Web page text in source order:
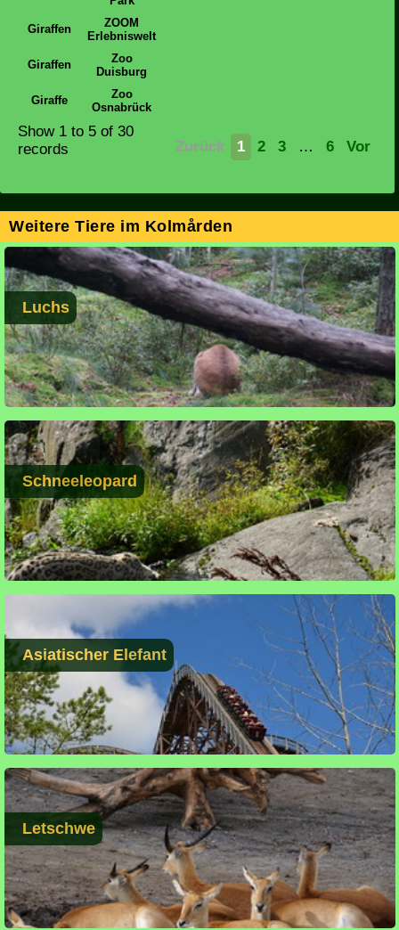
Giraffen
ZOOM
Erlebniswelt
Giraffen
Zoo
Duisburg
Giraffe
Zoo
Osnabrück
Zurück 1 2 3 … 6 Vor
Show 1 to 5 of 30
records
Weitere Tiere im Kolmården
Luchs
Schneeleopard
Asiatischer Elefant
Letschwe